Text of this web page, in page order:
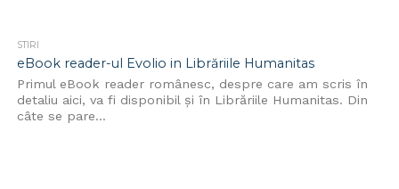
STIRI
eBook reader-ul Evolio in Librăriile Humanitas
Primul eBook reader românesc, despre care am scris în
detaliu aici, va fi disponibil și în Librăriile Humanitas. Din
câte se pare...